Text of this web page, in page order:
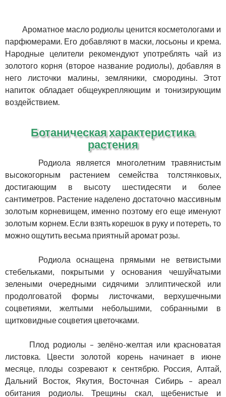
Ароматное масло родиолы ценится косметологами и
парфюмерами. Его добавляют в маски, лосьоны и крема.
Народные целители рекомендуют употреблять чай из
золотого корня (второе название родиолы), добавляя в
него листочки малины, земляники, смородины. Этот
напиток обладает общеукрепляющим и тонизирующим
воздействием.
Ботаническая характеристика
растения
Родиола является многолетним травянистым
высокогорным растением семейства толстянковых,
достигающим в высоту шестидесяти и более
сантиметров. Растение наделено достаточно массивным
золотым корневищем, именно поэтому его еще именуют
золотым корнем. Если взять корешок в руку и потереть, то
можно ощутить весьма приятный аромат розы.
Родиола оснащена прямыми не ветвистыми
стебельками, покрытыми у основания чешуйчатыми
зелеными очередными сидячими эллиптической или
продолговатой формы листочками, верхушечными
соцветиями, желтыми небольшими, собранными в
щитковидные соцветия цветочками.
Плод родиолы – зелёно-желтая или красноватая
листовка. Цвести золотой корень начинает в июне
месяце, плоды созревают к сентябрю. Россия, Алтай,
Дальний Восток, Якутия, Восточная Сибирь – ареал
обитания родиолы. Трещины скал, щебенистые и